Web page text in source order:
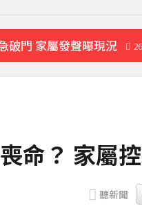
破門 家屬發聲曝現況
2000萬 2度遇感情詐騙
企劃」二伯IG也更新
命？ 家屬
聽新聞